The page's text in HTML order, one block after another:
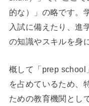
的な）」の略です。
入試に備えたり、進
の知識やスキルを身
概して「prep school
を占めているため、
ための教育機関とし